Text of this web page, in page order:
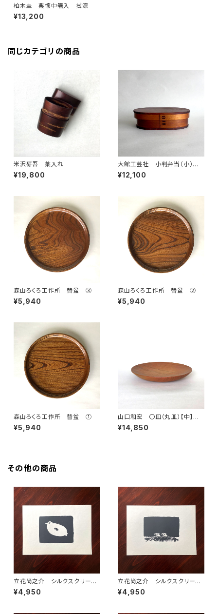
柏木圭 栗懐中箸入 拭漆
¥13,200
同じカテゴリの商品
米沢研吾 薬入れ
¥19,800
大館工芸社 小判弁当（小）
ふき漆
¥12,100
森山ろくろ工作所 替盆 ③
¥5,940
森山ろくろ工作所 替盆 ②
¥5,940
森山ろくろ工作所 替盆 ①
¥5,940
山口和宏 〇皿（丸皿）【中】
ヤマザクラ Ⓑ
¥14,850
その他の商品
立花尚之介 シルクスクリー
ン 連作のうち⑤ 額装なし
¥4,950
立花尚之介 シルクスクリー
ン 連作のうち④ 額装なし
¥4,950